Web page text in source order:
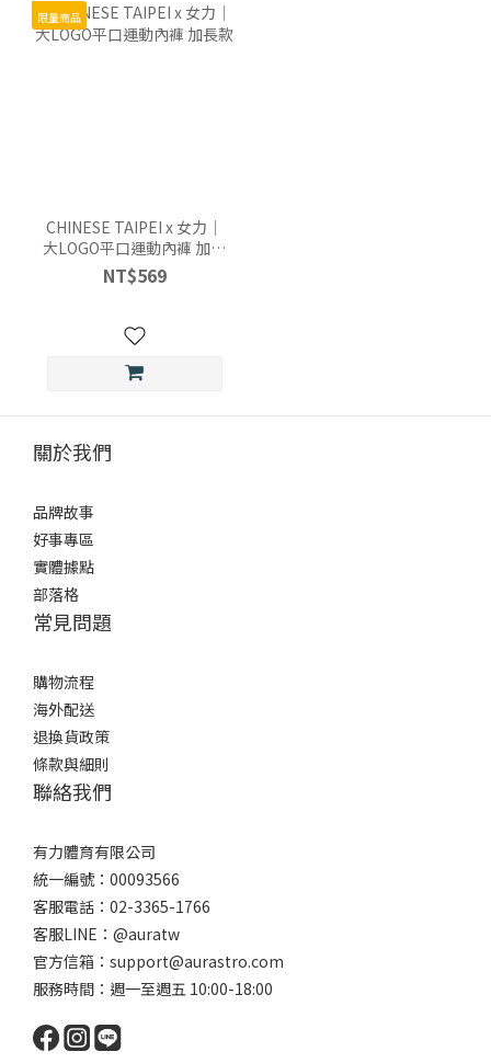
限量商品
CHINESE TAIPEI x 女力｜
大LOGO平口運動內褲 加長
款
NT$569
關於我們
品牌故事
好事專區
實體據點
部落格
常見問題
購物流程
海外配送
退換貨政策
條款與細則
聯絡我們
有力體育有限公司
統一編號：00093566
客服電話：02-3365-1766
客服LINE：@auratw
官方信箱：support@aurastro.com
服務時間：週一至週五 10:00-18:00